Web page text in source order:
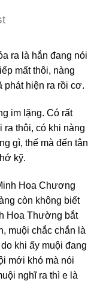
ra là hắn đang nói
mất thôi, nàng
hiện ra rồi cơ.
im lặng. Có rất
ra thôi, có khi nàng
gì, thế mà đến tận
kỹ.
Hoa Chương
còn không biết
Hoa Thường bắt
muội chắc chắn là
khi ấy muội đang
mới khó mà nói
nghĩ ra thì e là